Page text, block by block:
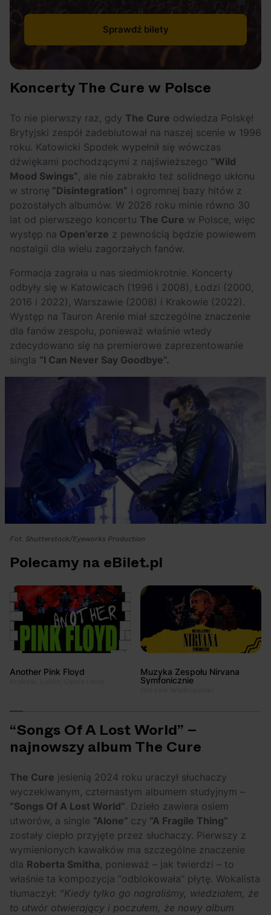
Sprawdź bilety
Koncerty The Cure w Polsce
To nie pierwszy raz, gdy The Cure odwiedza Polskę!
Brytyjski zespół zadebiutował na naszej scenie w 1996
roku. Katowicki Spodek wypełnił się wówczas
dźwiękami pochodzącymi z najświeższego “Wild
Mood Swings”, ale nie zabrakło też solidnego ukłonu
w stronę “Disintegration” i ogromnej bazy hitów z
pozostałych albumów. W 2026 roku minie równo 30
lat od pierwszego koncertu The Cure w Polsce, więc
występ na Open’erze z pewnością będzie powiewem
nostalgii dla wielu zagorzałych fanów.
Formacja zagrała u nas siedmiokrotnie. Koncerty
odbyły się w Katowicach (1996 i 2008), Łodzi (2000,
2016 i 2022), Warszawie (2008) i Krakowie (2022).
Występ na Tauron Arenie miał szczególne znaczenie
dla fanów zespołu, ponieważ właśnie wtedy
zdecydowano się na premierowe zaprezentowanie
singla “I Can Never Say Goodbye”.
Fot. Shutterstock/Eyeworks Production
Polecamy na eBilet.pl
Another Pink Floyd
Muzyka Zespołu Nirvana
Symfonicznie
“Songs Of A Lost World” –
najnowszy album The Cure
The Cure jesienią 2024 roku uraczył słuchaczy
wyczekiwanym, czternastym albumem studyjnym –
“Songs Of A Lost World”. Dzieło zawiera osiem
utworów, a single “Alone” czy “A Fragile Thing”
zostały ciepło przyjęte przez słuchaczy. Pierwszy z
wymienionych kawałków ma szczególne znaczenie
dla Roberta Smitha, ponieważ – jak twierdzi – to
właśnie ta kompozycja “odblokowała” płytę. Wokalista
tłumaczył: “Kiedy tylko go nagraliśmy, wiedziałem, że
to utwór otwierający i poczułem, że nowy album